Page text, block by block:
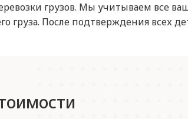
грузов. Мы учитываем все
груза. После подтверждения всех